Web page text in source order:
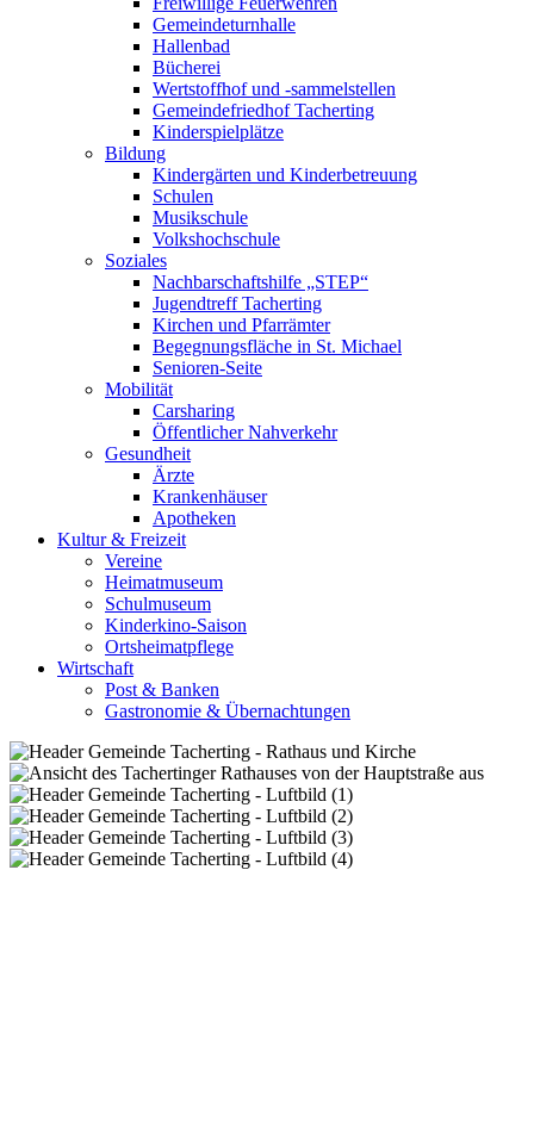
Gemeindeturnhalle
Hallenbad
Bücherei
Wertstoffhof und -sammelstellen
Gemeindefriedhof Tacherting
Kinderspielplätze
Bildung
Kindergärten und Kinderbetreuung
Schulen
Musikschule
Volkshochschule
Soziales
Nachbarschaftshilfe „STEP“
Jugendtreff Tacherting
Kirchen und Pfarrämter
Begegnungsfläche in St. Michael
Senioren-Seite
Mobilität
Carsharing
Öffentlicher Nahverkehr
Gesundheit
Ärzte
Krankenhäuser
Apotheken
Kultur & Freizeit
Vereine
Heimatmuseum
Schulmuseum
Kinderkino-Saison
Ortsheimatpflege
Wirtschaft
Post & Banken
Gastronomie & Übernachtungen